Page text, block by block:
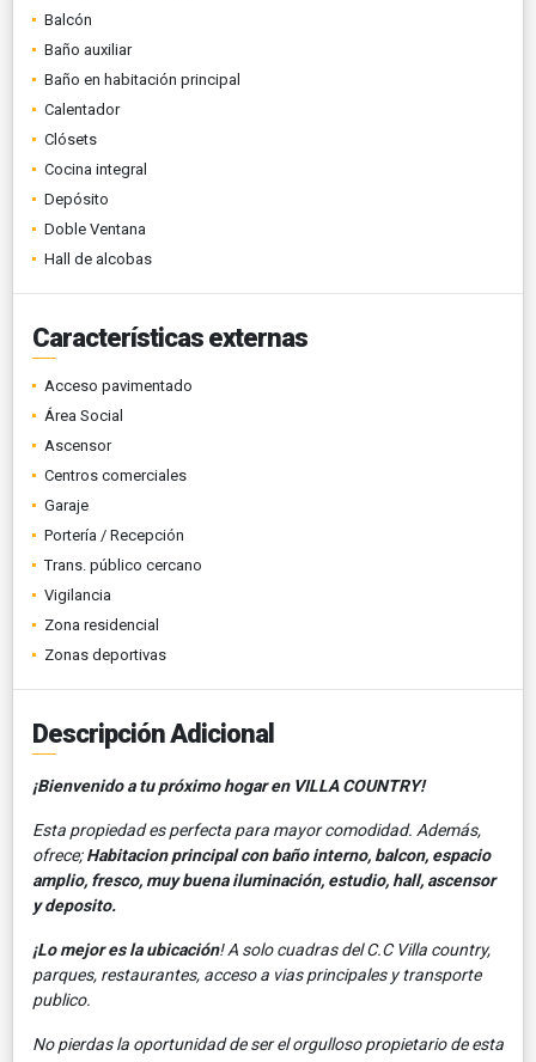
Balcón
Baño auxiliar
Baño en habitación principal
Calentador
Clósets
Cocina integral
Depósito
Doble Ventana
Hall de alcobas
Características externas
Acceso pavimentado
Área Social
Ascensor
Centros comerciales
Garaje
Portería / Recepción
Trans. público cercano
Vigilancia
Zona residencial
Zonas deportivas
Descripción Adicional
¡Bienvenido a tu próximo hogar en VILLA COUNTRY!
Esta propiedad es perfecta para mayor comodidad. Además,
ofrece;Habitacion principal con baño interno, balcon, espacio
amplio, fresco, muy buena iluminación, estudio, hall, ascensor
y deposito.
¡Lo mejor es la ubicación! A solo cuadras del C.C Villa country,
parques, restaurantes, acceso a vias principales y transporte
publico.
No pierdas la oportunidad de ser el orgulloso propietario de esta